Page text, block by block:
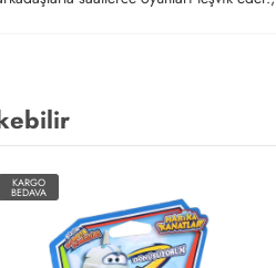
KARGO
BEDAVA